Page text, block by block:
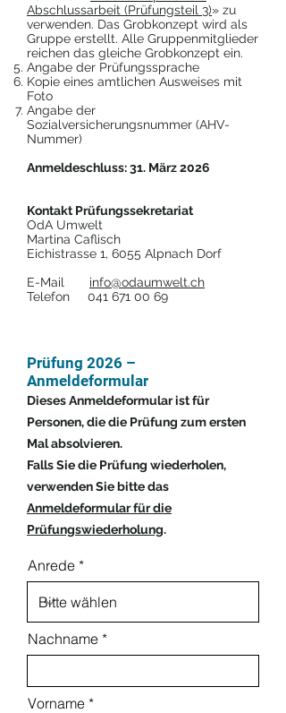
Abschlussarbeit (Prüfungsteil 3)» zu
verwenden. Das Grobkonzept wird als
Gruppe erstellt. Alle Gruppenmitglieder
reichen das gleiche Grobkonzept ein.
Angabe der Prüfungssprache
Kopie eines amtlichen Ausweises mit
Foto
Angabe der
Sozialversicherungsnummer (AHV-
Nummer)
Anmeldeschluss: 31. März 2026
Kontakt Prüfungssekretariat
OdA Umwelt
Martina Caflisch
Eichistrasse 1, 6055 Alpnach Dorf
E-Mail info@odaumwelt.ch
Telefon 041 671 00 69
Prüfung 2026 –
Anmeldeformular
Dieses Anmeldeformular ist für
Personen, die die Prüfung zum ersten
Mal absolvieren.
Falls Sie die Prüfung wiederholen,
verwenden Sie bitte das
Anmeldeformular für die
Prüfungswiederholung.
Anrede
Nachname
Vorname